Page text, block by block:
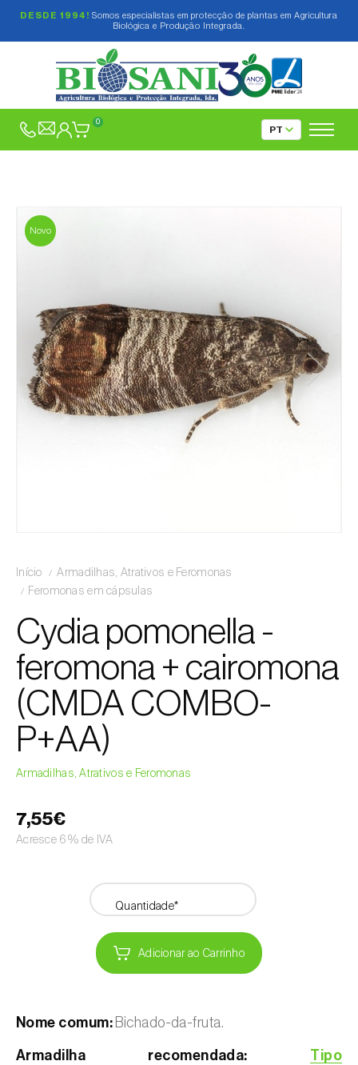
DESDE 1994! Somos especialistas em protecção de plantas em Agricultura
Biológica e Produção Integrada.
0
Novo
Início
Armadilhas, Atrativos e Feromonas
Feromonas em cápsulas
Cydia pomonella -
feromona + cairomona
(CMDA COMBO-
P+AA)
Armadilhas, Atrativos e Feromonas
7,55€
Acresce 6% de IVA
Quantidade*
Adicionar ao Carrinho
Nome comum:Bichado-da-fruta.
Armadilha recomendada:
Tipo